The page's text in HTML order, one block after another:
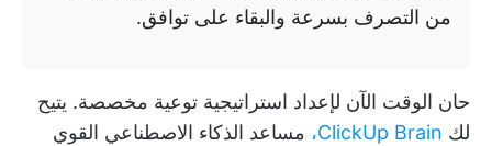
من التصرف بسرعة والبقاء على توافق.
حان الوقت الآن لإعداد استراتيجية توعية مخصصة. يتيح
لك ClickUp Brain،
مساعد الذكاء الاصطناعي القوي